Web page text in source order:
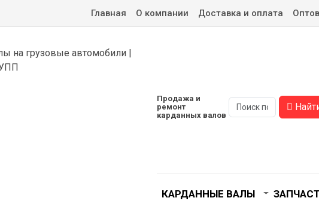
Главная О компании Доставка и оплата
Продажа и
ремонт
карданных валов
КАРДАННЫЕ ВАЛЫ